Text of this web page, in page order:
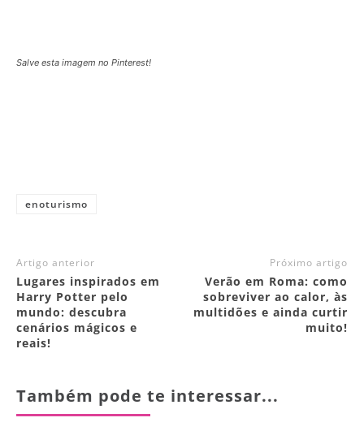
Salve esta imagem no Pinterest!
enoturismo
Artigo anterior
Lugares inspirados em
Harry Potter pelo
mundo: descubra
cenários mágicos e
reais!
Próximo artigo
Verão em Roma: como
sobreviver ao calor, às
multidões e ainda curtir
muito!
Também pode te interessar...